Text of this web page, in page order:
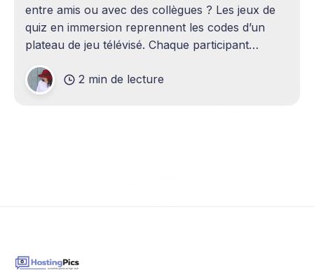
entre amis ou avec des collègues ? Les jeux de
quiz en immersion reprennent les codes d’un
plateau de jeu télévisé. Chaque participant
affichent les scores en direct. Les jingles et les
lumières
2 min de lecture